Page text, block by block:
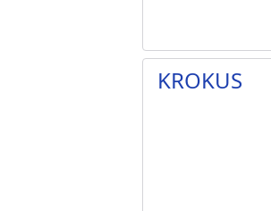
KROKUS